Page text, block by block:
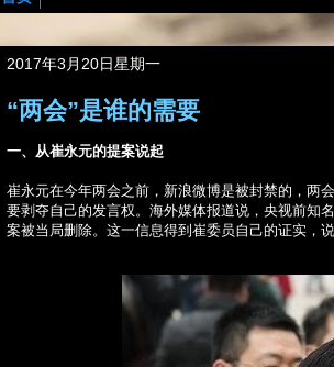
2017年3月20日星期一
“两会”是谁的需要
一、 从崔永元的提案说起
崔永元在今年两会之前，新浪微博是被封禁的，两
要剥夺自己的发言权。海外媒体报道说，央视前知
案被当局删除。这一信息得到崔委员自己的证实，